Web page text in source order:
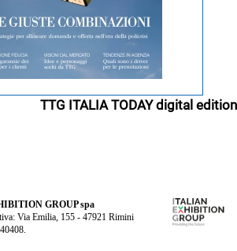
TTG ITALIA TODAY digital edition
GROUP spa
Via Emilia, 155 - 47921 Rimini